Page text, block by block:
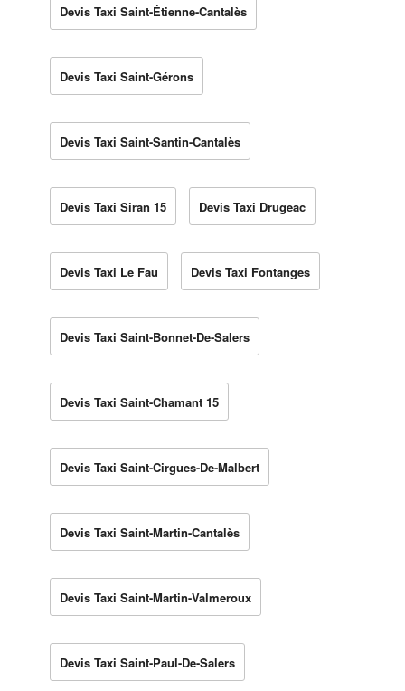
Devis Taxi Saint-Étienne-Cantalès
Devis Taxi Saint-Gérons
Devis Taxi Saint-Santin-Cantalès
Devis Taxi Siran 15 Devis Taxi Drugeac
Devis Taxi Le Fau Devis Taxi Fontanges
Devis Taxi Saint-Bonnet-De-Salers
Devis Taxi Saint-Chamant 15
Devis Taxi Saint-Cirgues-De-Malbert
Devis Taxi Saint-Martin-Cantalès
Devis Taxi Saint-Martin-Valmeroux
Devis Taxi Saint-Paul-De-Salers